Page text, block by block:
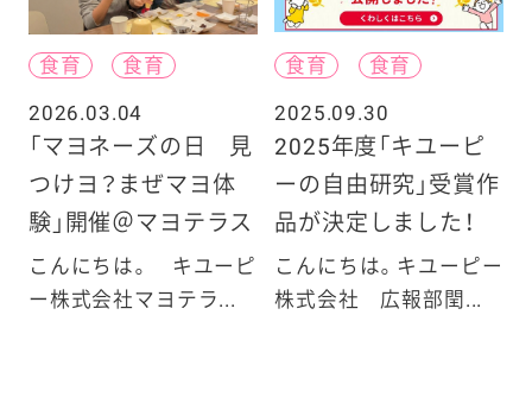
食育
食育
2026.03.04
「マヨネーズの日 見
つけヨ？まぜマヨ体
験」開催＠マヨテラス
こんにちは。 キユーピ
ー株式会社マヨテラ...
食育
食育
2025.09.30
2025年度「キユーピ
ーの自由研究」受賞作
品が決定しました！
こんにちは。キユーピー
株式会社 広報部閏...